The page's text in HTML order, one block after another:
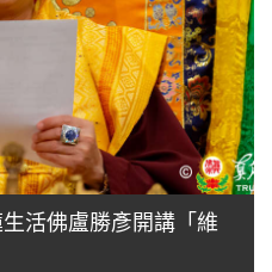
活佛盧勝彥開講「維